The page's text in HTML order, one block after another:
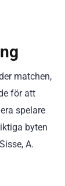
matchen,
för att
spelare
byten
A.